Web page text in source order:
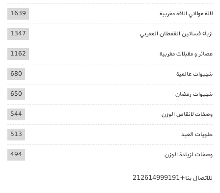
لالة مولاتي اناقة مغربية 1639
ازياء فساتين القفطان المغربي 1347
عصائر و مقبلات مغربية 1162
شهيوات عالمية 680
شهيوات رمضان 650
وصفات لانقاص الوزن 544
حلويات العيد 513
وصفات لزيادة الوزن 494
للاتصال بنا+212614999191